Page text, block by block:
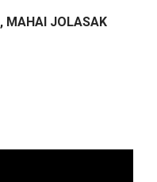
MAHAI JOLASAK